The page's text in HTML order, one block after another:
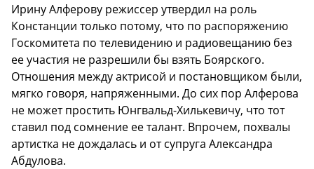
Ирину Алферову режиссер утвердил на роль
Констанции только потому, что по распоряжению
Госкомитета по телевидению и радиовещанию без
ее участия не разрешили бы взять Боярского.
Отношения между актрисой и постановщиком были,
мягко говоря, напряженными. До сих пор Алферова
не может простить Юнгвальд-Хилькевичу, что тот
ставил под сомнение ее талант. Впрочем, похвалы
артистка не дождалась и от супруга Александра
Абдулова.